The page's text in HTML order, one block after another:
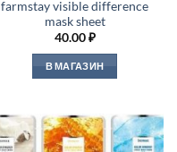
farmstay visible difference
mask sheet
40.00₽
В МАГАЗИН